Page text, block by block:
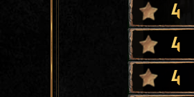
4
4
4